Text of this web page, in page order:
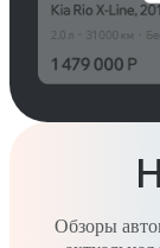
Обзоры